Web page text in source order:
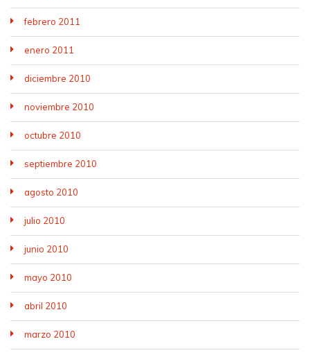
febrero 2011
enero 2011
diciembre 2010
noviembre 2010
octubre 2010
septiembre 2010
agosto 2010
julio 2010
junio 2010
mayo 2010
abril 2010
marzo 2010